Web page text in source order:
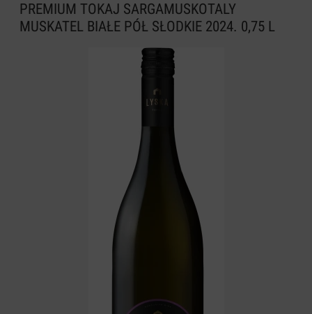
PREMIUM TOKAJ SARGAMUSKOTALY
MUSKATEL BIAŁE PÓŁ SŁODKIE 2024. 0,75 L